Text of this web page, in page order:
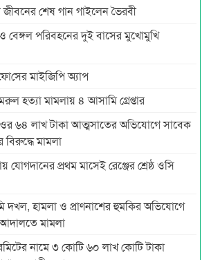
জীবনের শেষ গান গাইলেন ভৈরবী
বেঙ্গল পরিবহনের দুই বাসের মুখোমুখি
মাইজিপি অ্যাপ
হত্যা মামলায় ৪ আসামি গ্রেপ্তার
৬৪ লাখ টাকা আত্মসাতের অভিযোগে সাবেক
বিরুদ্ধে মামলা
যোগদানের প্রথম মাসেই রেঞ্জের শ্রেষ্ঠ ওসি
দখল, হামলা ও প্রাণনাশের হুমকির অভিযোগে
মামলা
নামে ৩ কোটি ৬০ লাখ কোটি টাকা